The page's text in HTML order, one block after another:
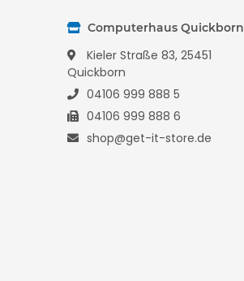
Computerhaus Quickborn
Kieler Straße 83, 25451
Quickborn
04106 999 888 5
04106 999 888 6
shop@get-it-store.de